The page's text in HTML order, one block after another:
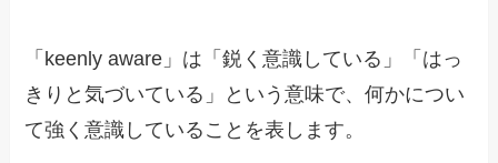
「keenly aware」は「鋭く意識している」「はっ
きりと気づいている」という意味で、何かについ
て強く意識していることを表します。